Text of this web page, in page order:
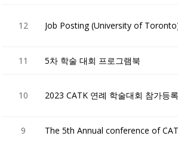
12 Job Posting (University of
11 5차 학술 대회 프로그램북
10 2023 CATK 연례 학술대회 참가등
9 The 5th Annual conference of